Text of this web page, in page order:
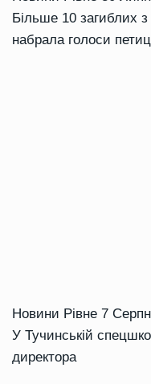
Більше 10 загиблих
набрала голоси
Новини Рівне 7
У Тучинській
директора